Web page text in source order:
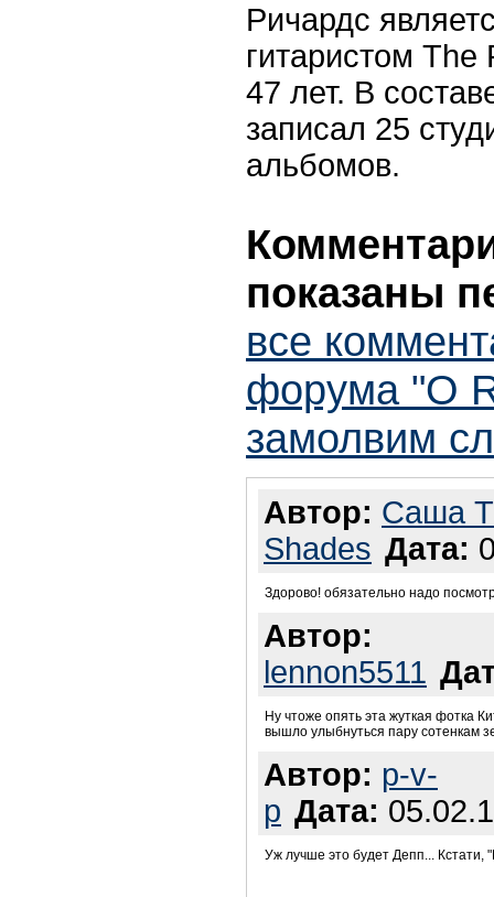
Ричардс
гитаристом The
47 лет. В
записал 25
альбомов.
показаны
все
форума "О
замолвим
Автор: Саша
Shades Дата:
Здорово! обязательно надо
Автор:
lennon5511
Ну чтоже опять эта жуткая фотка
вышло улыбнуться пару сотенкам
Автор: p-v-
p Дата:
Уж лучше это будет Депп... Кстати,